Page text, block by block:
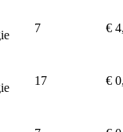
7 €
17 €